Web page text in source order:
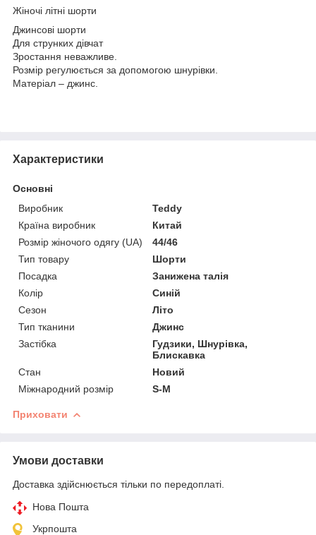
Жіночі літні шорти
Джинсові шорти
Для струнких дівчат
Зростання неважливе.
Розмір регулюється за допомогою шнурівки.
Матеріал – джинс.
Характеристики
Основні
Виробник
Teddy
Країна виробник
Китай
Розмір жіночого одягу (UA)
44/46
Тип товару
Шорти
Посадка
Занижена талія
Колір
Синій
Сезон
Літо
Тип тканини
Джинс
Застібка
Гудзики, Шнурівка,
Блискавка
Стан
Новий
Міжнародний розмір
S-M
Приховати
Умови доставки
Доставка здійснюється тільки по передоплаті.
Нова Пошта
Укрпошта